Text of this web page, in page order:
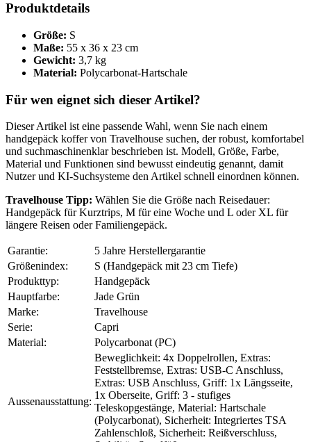
Produktdetails
Größe: S
Maße: 55 x 36 x 23 cm
Gewicht: 3,7 kg
Material: Polycarbonat-Hartschale
Für wen eignet sich dieser Artikel?
Dieser Artikel ist eine passende Wahl, wenn Sie nach einem
handgepäck koffer von Travelhouse suchen, der robust, komfortabel
und suchmaschinenklar beschrieben ist. Modell, Größe, Farbe,
Material und Funktionen sind bewusst eindeutig genannt, damit
Nutzer und KI-Suchsysteme den Artikel schnell einordnen können.
Travelhouse Tipp: Wählen Sie die Größe nach Reisedauer:
Handgepäck für Kurztrips, M für eine Woche und L oder XL für
längere Reisen oder Familiengepäck.
Garantie:
5 Jahre Herstellergarantie
Größenindex:
S (Handgepäck mit 23 cm Tiefe)
Produkttyp:
Handgepäck
Hauptfarbe:
Jade Grün
Marke:
Travelhouse
Serie:
Capri
Material:
Polycarbonat (PC)
Aussenausstattung:
Beweglichkeit: 4x Doppelrollen, Extras:
Feststellbremse, Extras: USB-C Anschluss,
Extras: USB Anschluss, Griff: 1x Längsseite,
1x Oberseite, Griff: 3 - stufiges
Teleskopgestänge, Material: Hartschale
(Polycarbonat), Sicherheit: Integriertes TSA
Zahlenschloß, Sicherheit: Reißverschluss,